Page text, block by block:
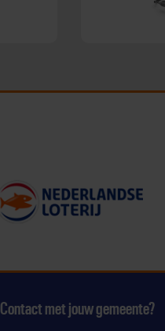
Contact met jouw gemeente?